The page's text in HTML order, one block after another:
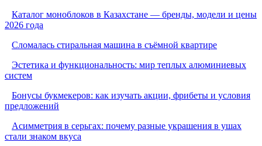
Каталог моноблоков в Казахстане — бренды, модели и цены
2026 года
Сломалась стиральная машина в съёмной квартире
Эстетика и функциональность: мир теплых алюминиевых
систем
Бонусы букмекеров: как изучать акции, фрибеты и условия
предложений
Асимметрия в серьгах: почему разные украшения в ушах
стали знаком вкуса